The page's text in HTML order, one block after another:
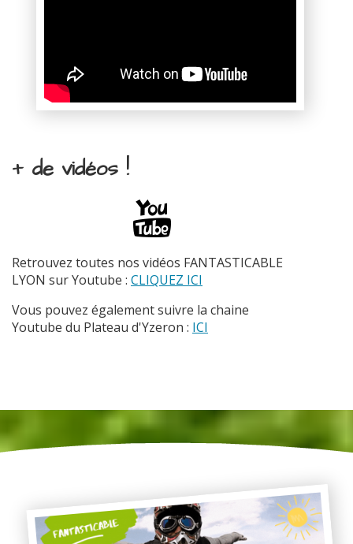
+ de vidéos !
Retrouvez toutes nos vidéos FANTASTICABLE
LYON sur Youtube : CLIQUEZ ICI
Vous pouvez également suivre la chaine
Youtube du Plateau d'Yzeron : ICI